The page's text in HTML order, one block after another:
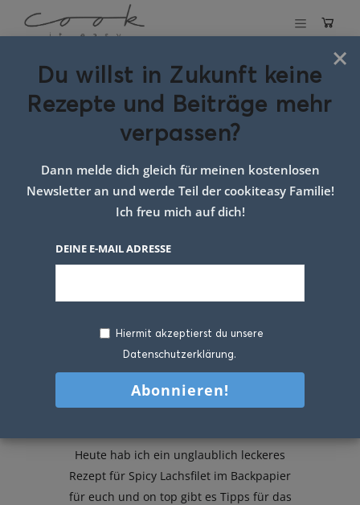
Schlagwort:
Lachs mit
Tomaten
Heute hab ich ein unglaublich leckeres
Rezept für Spicy Lachsfilet im Backpapier
für euch und on top gibt es Tipps für das
×
Du willst in Zukunft keine
Rezepte und Beiträge mehr
verpassen?
Dann melde dich gleich für meinen kostenlosen
Newsletter an und werde Teil der cookiteasy Familie!
Ich freu mich auf dich!
DEINE E-MAIL ADRESSE
Hiermit akzeptierst du unsere
Datenschutzerklärung.